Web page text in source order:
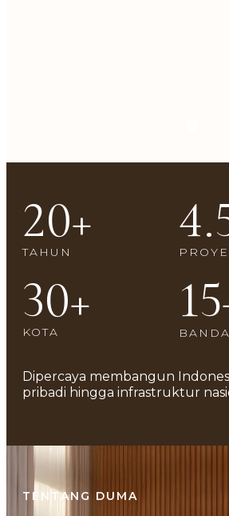
TAHUN
20+
KOTA
30+ 15
Dipercaya membangun
pribadi hingga infrastruktur
TENTANG DUMA